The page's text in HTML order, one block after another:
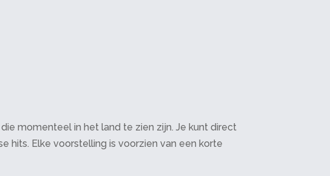
momenteel in het land te zien zijn. Je kunt direct
hits. Elke voorstelling is voorzien van een korte